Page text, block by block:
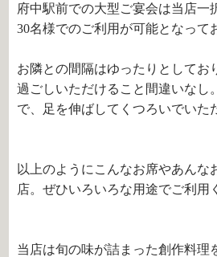
府中駅前での大型ご宴会は当店一
30名様でのご利用が可能となって
お隣との間隔はゆったりとしてお
過ごしいただけること間違いなし
で、足を伸ばしてくつろいでいた
以上のようにこんなお席やあんな
店。ぜひいろいろな用途でご利用
当店は旬の味が詰まった創作料理